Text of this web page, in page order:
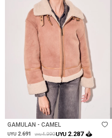
GAMULAN - CAMEL
UYU 2.691 UYU 4.990UYU 2.287